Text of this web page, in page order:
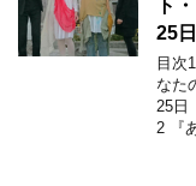
ト
25日
目次
なた
25日
2 『